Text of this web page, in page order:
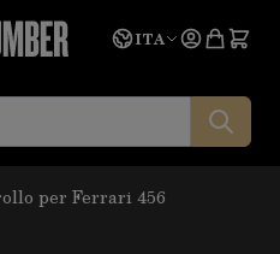
Lingua
ITA
per Ferrari 456